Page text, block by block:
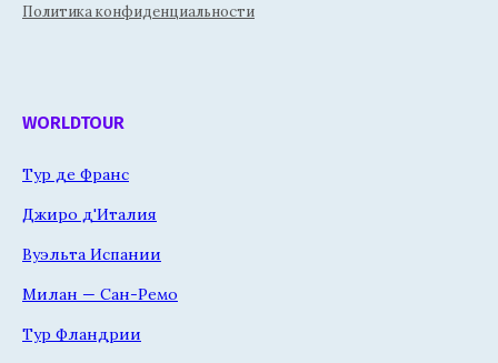
Политика конфиденциальности
WORLDTOUR
Тур де Франс
Джиро д'Италия
Вуэльта Испании
Милан — Сан-Ремо
Тур Фландрии